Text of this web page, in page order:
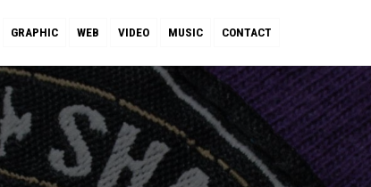
GRAPHIC WEB VIDEO MUSIC CONTACT